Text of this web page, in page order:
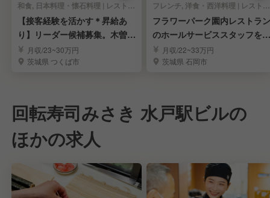
和食, 日本料理・懐石料理 | レストランサービス・ホールスタッフ
【接客経験を活かす＊昇給あ
り】リーダー候補募集。木曽路
でキャリア形成
月収/23~30万円
茨城県 つくば市
フレンチ, 洋食・西洋料理 | レストランサービス・ホールスタッフ
フラワーパーク園内レストラン
のホールサービススタッフを募
集 月収/22~33万円
茨城県 石岡市
回転寿司みさき 水戸駅ビルの
ほかの求人